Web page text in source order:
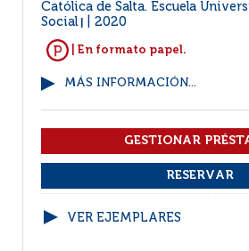
Católica de Salta. Escuela
Social
2020
| En formato papel.
MÁS INFORMACIÓN...
VER EJEMPLARES